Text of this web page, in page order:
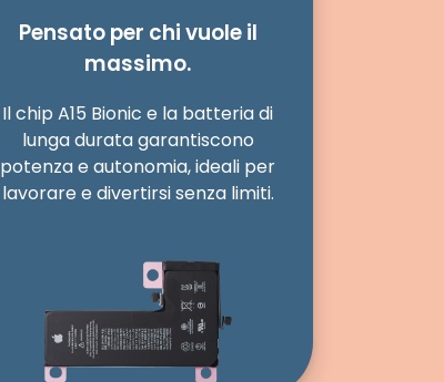
Pensato per chi vuole il
massimo.
Il chip A15 Bionic e la batteria di
lunga durata garantiscono
potenza e autonomia, ideali per
lavorare e divertirsi senza limiti.